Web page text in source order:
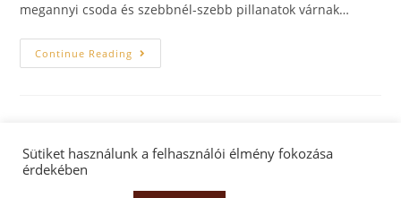
megannyi csoda és szebbnél-szebb pillanatok várnak…
Continue Reading
Facebook oldal Facebook csoport
Sütiket használunk a felhasználói élmény fokozása
érdekében